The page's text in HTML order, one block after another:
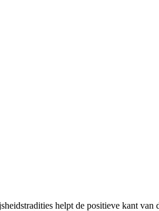
helpt de positieve kant van